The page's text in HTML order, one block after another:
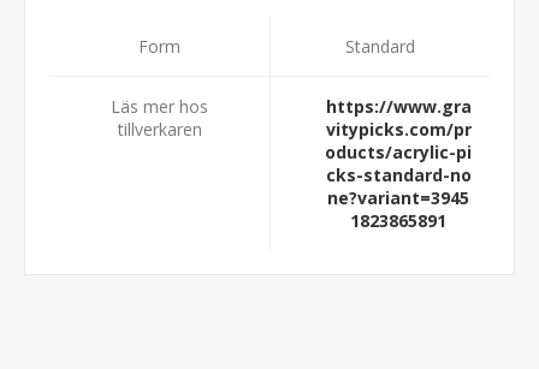
Form Standard
Läs mer hos
tillverkaren
https://www.gra
vitypicks.com/pr
oducts/acrylic-pi
cks-standard-no
ne?variant=3945
1823865891